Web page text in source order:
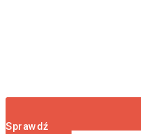
Sprawdź